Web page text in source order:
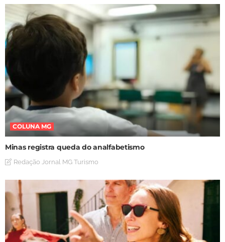
COLUNA MG
Minas registra queda do analfabetismo
Redação Jornal MG Turismo